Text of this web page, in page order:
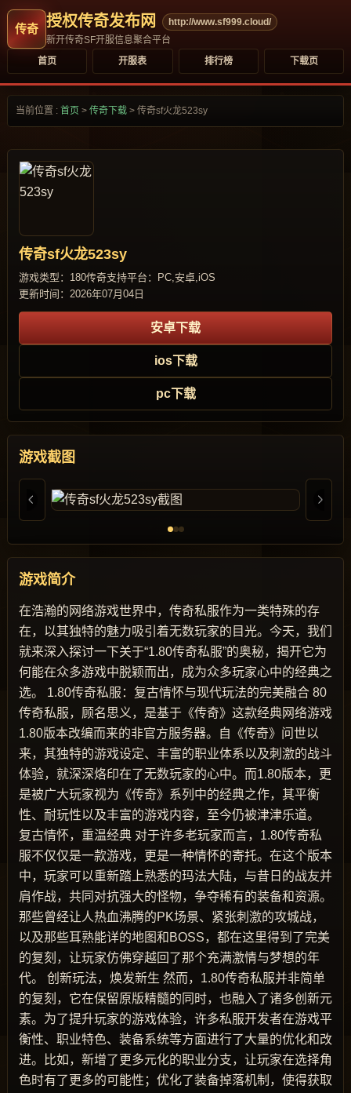
授权传奇发布网
http://www.sf999.cloud/
新开传奇SF开服信息聚合平台
首页
开服表 排行榜 下载页
当前位置 : 首页 > 传奇下载 > 传奇sf火龙523sy
传奇sf火龙523sy
游戏类型：180传奇支持平台：PC,安卓,iOS
更新时间：2026年07月04日
安卓下载
ios下载
pc下载
游戏截图
游戏简介
在浩瀚的网络游戏世界中，传奇私服作为一类特殊的存
在，以其独特的魅力吸引着无数玩家的目光。今天，我们
就来深入探讨一下关于“1.80传奇私服”的奥秘，揭开它为
何能在众多游戏中脱颖而出，成为众多玩家心中的经典之
选。 1.80传奇私服：复古情怀与现代玩法的完美融合 80
传奇私服，顾名思义，是基于《传奇》这款经典网络游戏
1.80版本改编而来的非官方服务器。自《传奇》问世以
来，其独特的游戏设定、丰富的职业体系以及刺激的战斗
体验，就深深烙印在了无数玩家的心中。而1.80版本，更
是被广大玩家视为《传奇》系列中的经典之作，其平衡
性、耐玩性以及丰富的游戏内容，至今仍被津津乐道。
复古情怀，重温经典 对于许多老玩家而言，1.80传奇私
服不仅仅是一款游戏，更是一种情怀的寄托。在这个版本
中，玩家可以重新踏上熟悉的玛法大陆，与昔日的战友并
肩作战，共同对抗强大的怪物，争夺稀有的装备和资源。
那些曾经让人热血沸腾的PK场景、紧张刺激的攻城战，
以及那些耳熟能详的地图和BOSS，都在这里得到了完美
的复刻，让玩家仿佛穿越回了那个充满激情与梦想的年
代。 创新玩法，焕发新生 然而，1.80传奇私服并非简单
的复刻，它在保留原版精髓的同时，也融入了诸多创新元
素。为了提升玩家的游戏体验，许多私服开发者在游戏平
衡性、职业特色、装备系统等方面进行了大量的优化和改
进。比如，新增了更多元化的职业分支，让玩家在选择角
色时有了更多的可能性；优化了装备掉落机制，使得获取